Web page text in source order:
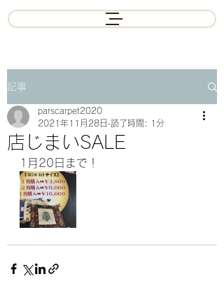
記事
店じまいSALE
parscarpet2020
2021年11月28日 読了時間: 1分
1月20日まで！